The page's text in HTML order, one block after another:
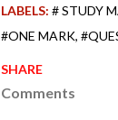
LABELS: # STUDY
#ONE MARK
SHARE
Comments